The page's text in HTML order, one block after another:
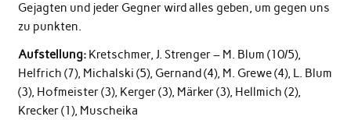
Gejagten und jeder Gegner wird alles geben, um gegen uns
zu punkten.
Aufstellung:Kretschmer, J. Strenger – M. Blum (10/5),
Helfrich (7), Michalski (5), Gernand (4), M. Grewe (4), L. Blum
(3), Hofmeister (3), Kerger (3), Märker (3), Hellmich (2),
Krecker (1), Muscheika